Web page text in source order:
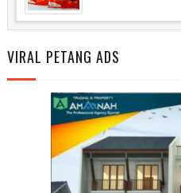
VIRAL PETANG ADS